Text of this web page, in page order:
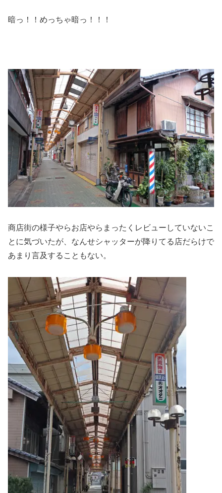
暗っ！！めっちゃ暗っ！！！
商店街の様子やらお店やらまったくレビューしていないこ
とに気づいたが、なんせシャッターが降りてる店だらけで
あまり言及することもない。